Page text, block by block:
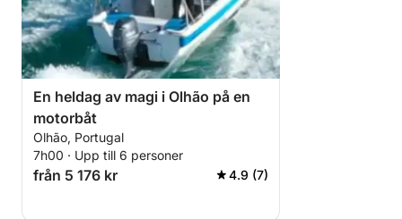
En heldag av magi i Olhão på en
motorbåt
Olhão, Portugal
7h00 · Upp till 6 personer
från 5 176 kr 4.9 (7)